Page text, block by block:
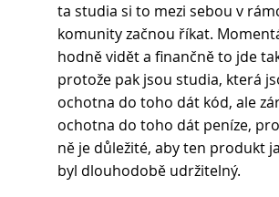
ta studia si to mezi sebou v
komunity začnou říkat.
hodně vidět a finančně to jde
protože pak jsou studia, která
ochotna do toho dát kód, ale
ochotna do toho dát peníze,
ně je důležité, aby ten produkt
byl dlouhodobě udržitelný.